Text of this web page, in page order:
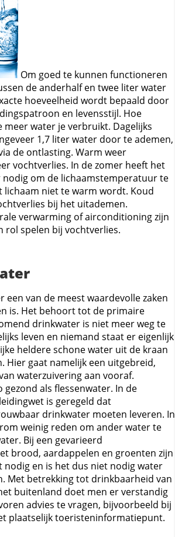
Om goed te kunnen functioneren
de anderhalf en twee liter water
hoeveelheid wordt bepaald door
en levensstijl. Hoe
meer water je verbruikt. Dagelijks
1,7 liter water door te ademen,
de ontlasting. Warm weer
vochtverlies. In de zomer heeft het
nodig om de lichaamstemperatuur te
lichaam niet te warm wordt. Koud
bij het uitademen.
verwarming of airconditioning zijn
rol spelen bij vochtverlies.
een van de meest waardevolle zaken
is. Het behoort tot de primaire
drinkwater is niet meer weg te
leven en niemand staat er eigenlijk
heldere schone water uit de kraan
Hier gaat namelijk een uitgebreid,
waterzuivering aan vooraf.
gezond als flessenwater. In de
is geregeld dat
drinkwater moeten leveren. In
weinig reden om ander water te
Bij een gevarieerd
brood, aardappelen en groenten zijn
nodig en is het dus niet nodig water
Met betrekking tot drinkbaarheid van
buitenland doet men er verstandig
advies te vragen, bijvoorbeeld bij
plaatselijk toeristeninformatiepunt.